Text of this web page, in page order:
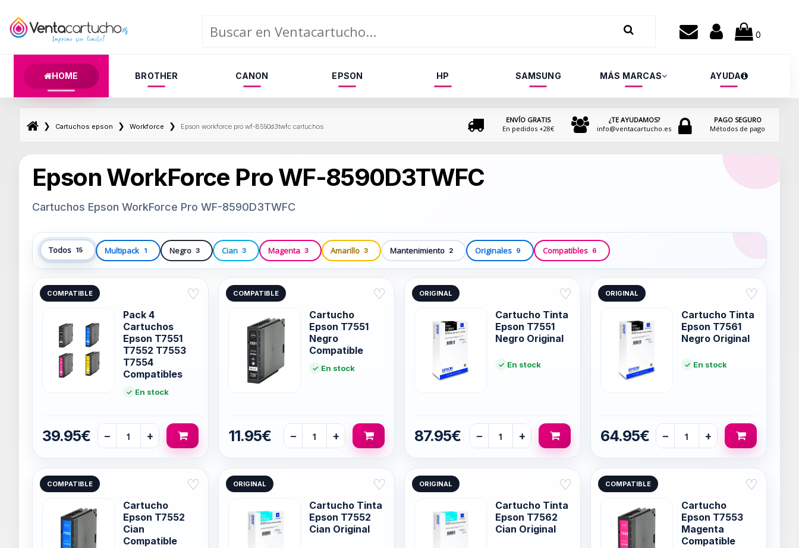
0
HOME BROTHER CANON EPSON HP SAMSUNG MÁS MARCAS AYUDA
❯ Cartuchos epson ❯ Workforce ❯ Epson workforce pro wf-8590d3twfc cartuchos
ENVÍO GRATIS
En pedidos +28€
¿TE AYUDAMOS?
info@ventacartucho.es
PAGO SEGURO
Métodos de pago
Epson WorkForce Pro WF-8590D3TWFC
Cartuchos Epson WorkForce Pro WF-8590D3TWFC
Todos 15 Multipack 1 Negro 3 Cian 3 Magenta 3 Amarillo 3 Mantenimiento 2 Originales 9 Compatibles 6
COMPATIBLE ♡
Pack 4
Cartuchos
Epson T7551
T7552 T7553
T7554
Compatibles
En stock
39.95€ − +
COMPATIBLE ♡
Cartucho
Epson T7551
Negro
Compatible
En stock
11.95€ − +
ORIGINAL ♡
Cartucho Tinta
Epson T7551
Negro Original
En stock
87.95€ − +
ORIGINAL ♡
Cartucho Tinta
Epson T7561
Negro Original
En stock
64.95€ − +
COMPATIBLE ♡
Cartucho
Epson T7552
Cian
Compatible
ORIGINAL ♡
Cartucho Tinta
Epson T7552
Cian Original
ORIGINAL ♡
Cartucho Tinta
Epson T7562
Cian Original
COMPATIBLE ♡
Cartucho
Epson T7553
Magenta
Compatible